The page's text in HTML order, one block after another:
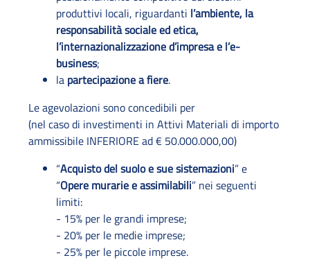
produttivi locali, riguardanti l’ambiente, la
responsabilità sociale ed etica,
l’internazionalizzazione d’impresa e l’e-
business;
la partecipazione a fiere.
Le agevolazioni sono concedibili per
(nel caso di investimenti in Attivi Materiali di importo
ammissibile INFERIORE ad € 50.000.000,00)
“Acquisto del suolo e sue sistemazioni” e
“Opere murarie e assimilabili” nei seguenti
limiti:
- 15% per le grandi imprese;
- 20% per le medie imprese;
- 25% per le piccole imprese.